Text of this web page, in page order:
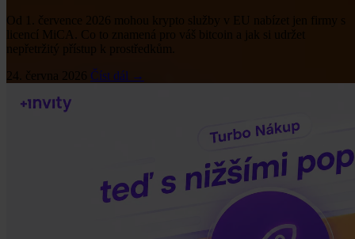
Od 1. července 2026 mohou krypto služby v EU nabízet jen firmy s
licencí MiCA. Co to znamená pro váš bitcoin a jak si udržet
nepřetržitý přístup k prostředkům.
24. června 2026 Číst dál →